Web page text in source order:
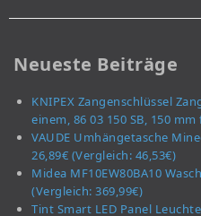
Neueste Beiträge
KNIPEX Zangenschlüssel
einem, 86 03 150 SB, 150
VAUDE Umhängetasche
26,89€ (Vergleich: 46,53€)
Midea MF10EW80BA10
(Vergleich: 369,99€)
Tint Smart LED Panel